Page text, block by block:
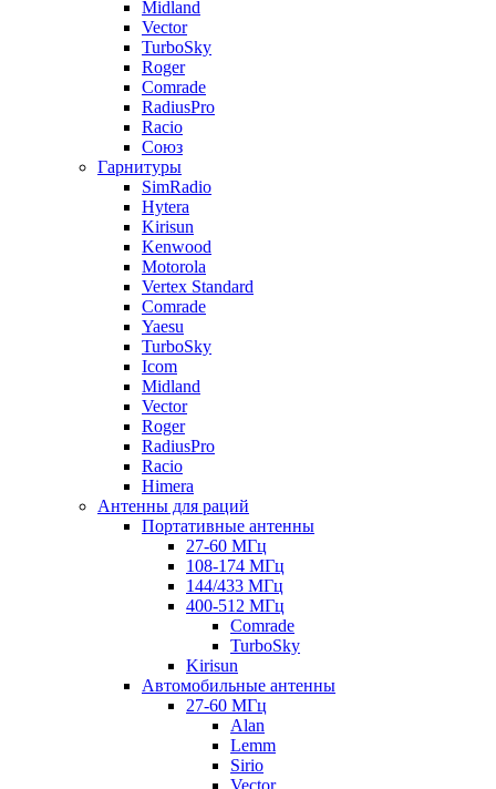
Midland
Vector
TurboSky
Roger
Comrade
RadiusPro
Racio
Союз
Гарнитуры
SimRadio
Hytera
Kirisun
Kenwood
Motorola
Vertex Standard
Comrade
Yaesu
TurboSky
Icom
Midland
Vector
Roger
RadiusPro
Racio
Himera
Антенны для раций
Портативные антенны
27-60 МГц
108-174 МГц
144/433 МГц
400-512 МГц
Comrade
TurboSky
Kirisun
Автомобильные антенны
27-60 МГц
Alan
Lemm
Sirio
Vector